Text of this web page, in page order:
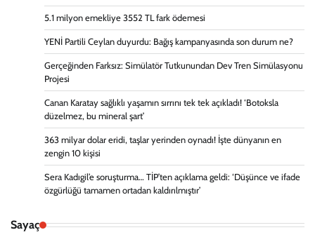
5.1 milyon emekliye 3552 TL fark ödemesi
YENİ Partili Ceylan duyurdu: Bağış kampanyasında son durum ne?
Gerçeğinden Farksız: Simülatör Tutkunundan Dev Tren Simülasyonu
Projesi
Canan Karatay sağlıklı yaşamın sırrını tek tek açıkladı! ‘Botoksla
düzelmez, bu mineral şart’
363 milyar dolar eridi, taşlar yerinden oynadı! İşte dünyanın en
zengin 10 kişisi
Sera Kadıgil’e soruşturma… TİP’ten açıklama geldi: ‘Düşünce ve ifade
özgürlüğü tamamen ortadan kaldırılmıştır’
Sayaç